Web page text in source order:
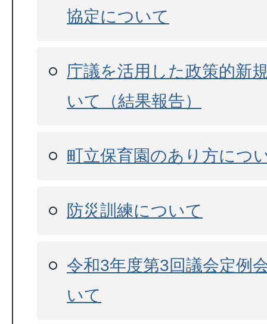
協定について
庁議を活用した政策的新
いて（結果報告）
町立保育園のあり方につ
防災訓練について
令和3年度第3回議会定例
いて